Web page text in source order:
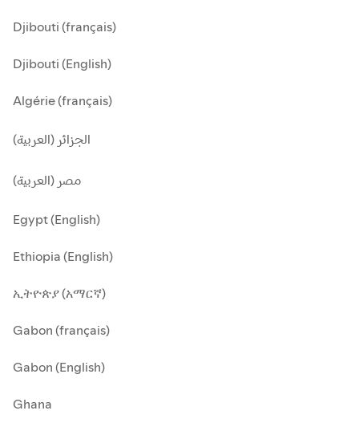
Djibouti (français)
Djibouti (English)
Algérie (français)
الجزائر (العربية)
مصر (العربية)
Egypt (English)
Ethiopia (English)
ኢትዮጵያ (አማርኛ)
Gabon (français)
Gabon (English)
Ghana